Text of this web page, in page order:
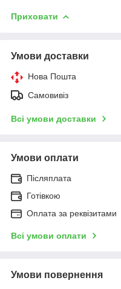
Приховати
Умови доставки
Нова Пошта
Самовивіз
Всі умови доставки
Умови оплати
Післяплата
Готівкою
Оплата за реквізитами
Всі умови оплати
Умови повернення